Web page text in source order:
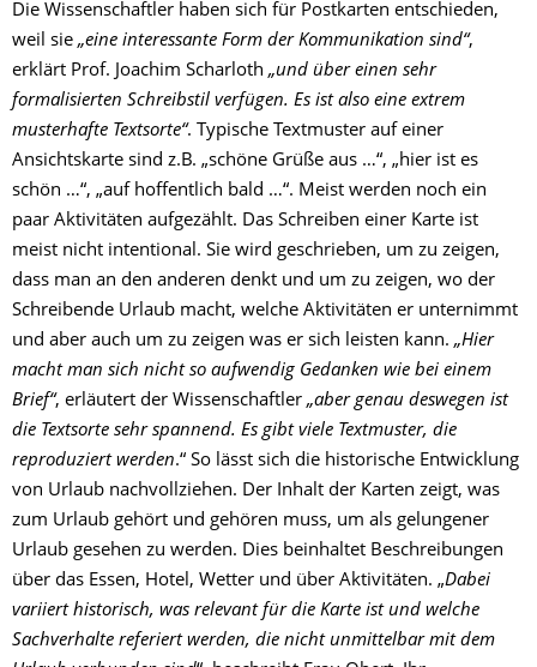
Die Wissenschaftler haben sich für Postkarten entschieden,
weil sie „eine interessante Form der Kommunikation sind“,
erklärt Prof. Joachim Scharloth „und über einen sehr
formalisierten Schreibstil verfügen. Es ist also eine extrem
musterhafte Textsorte“. Typische Textmuster auf einer
Ansichtskarte sind z.B. „schöne Grüße aus …“, „hier ist es
schön …“, „auf hoffentlich bald …“. Meist werden noch ein
paar Aktivitäten aufgezählt. Das Schreiben einer Karte ist
meist nicht intentional. Sie wird geschrieben, um zu zeigen,
dass man an den anderen denkt und um zu zeigen, wo der
Schreibende Urlaub macht, welche Aktivitäten er unternimmt
und aber auch um zu zeigen was er sich leisten kann. „Hier
macht man sich nicht so aufwendig Gedanken wie bei einem
Brief“, erläutert der Wissenschaftler „aber genau deswegen ist
die Textsorte sehr spannend. Es gibt viele Textmuster, die
reproduziert werden.“ So lässt sich die historische Entwicklung
von Urlaub nachvollziehen. Der Inhalt der Karten zeigt, was
zum Urlaub gehört und gehören muss, um als gelungener
Urlaub gesehen zu werden. Dies beinhaltet Beschreibungen
über das Essen, Hotel, Wetter und über Aktivitäten. „Dabei
variiert historisch, was relevant für die Karte ist und welche
Sachverhalte referiert werden, die nicht unmittelbar mit dem